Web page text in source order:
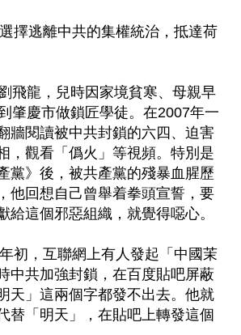
擇逃離中共的集權統治，抵達荷
飛龍，兒時因家境貧寒、母親早
肇慶市做鎖匠學徒。在2007年一
牆閱讀被中共封鎖的六四、迫害
，觀看「僞火」等視頻。特別是
黨》後，被共產黨的殘暴血腥歷
他回想自己曾舉着拳頭宣誓，要
給這個邪惡組織，就覺得噁心。
初，互聯網上有人發起「中國茉
中共加強封鎖，在百度貼吧屏蔽
天」這兩個字都發不出去。他就
替「明天」，在貼吧上轉發這個